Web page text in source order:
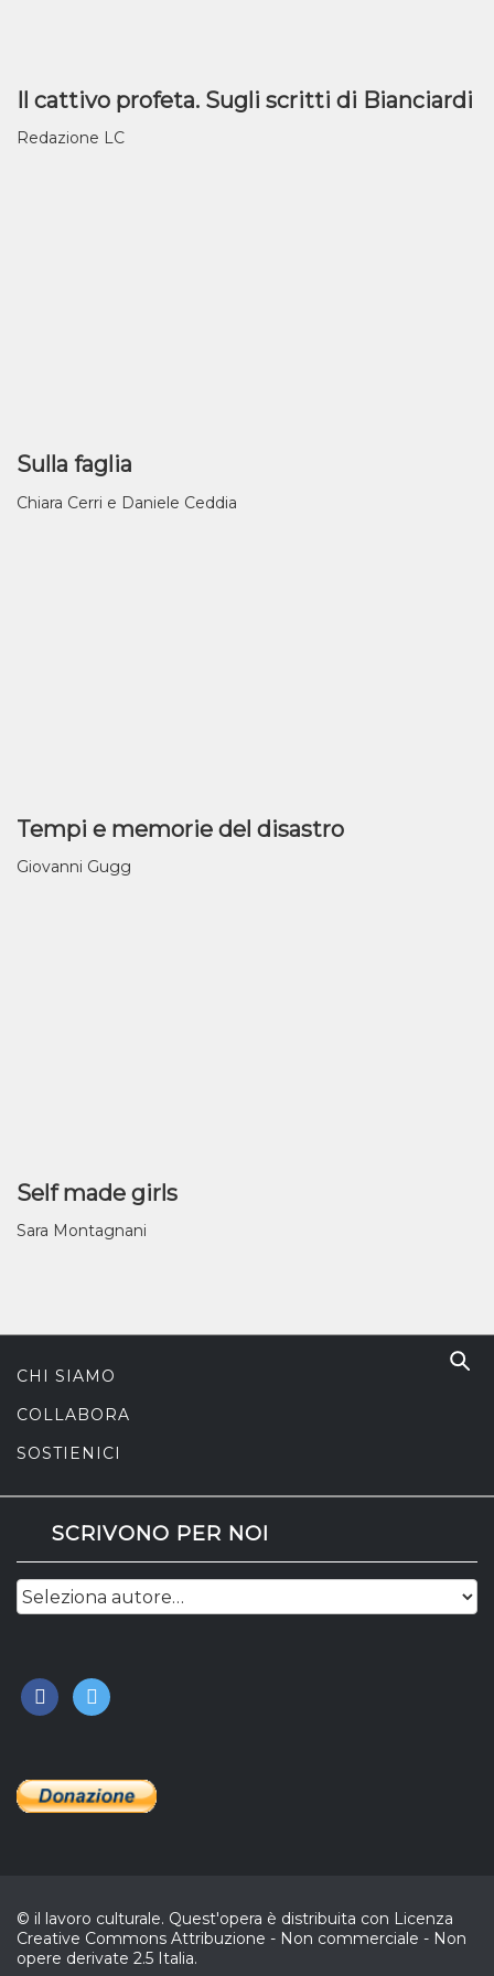
Il cattivo profeta. Sugli scritti di Bianciardi
Redazione LC
Sulla faglia
Chiara Cerri e Daniele Ceddia
Tempi e memorie del disastro
Giovanni Gugg
Self made girls
Sara Montagnani
CHI SIAMO
COLLABORA
SOSTIENICI
SCRIVONO PER NOI
facebook
twitter
© il lavoro culturale. Quest'opera è distribuita con Licenza
Creative Commons Attribuzione - Non commerciale - Non
opere derivate 2.5 Italia.